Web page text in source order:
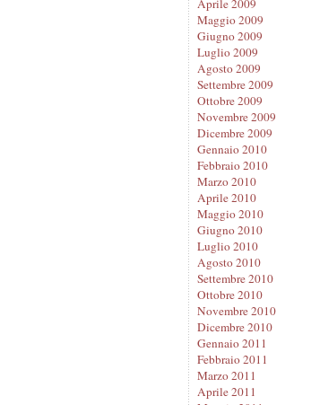
Aprile 2009
Maggio 2009
Giugno 2009
Luglio 2009
Agosto 2009
Settembre 2009
Ottobre 2009
Novembre 2009
Dicembre 2009
Gennaio 2010
Febbraio 2010
Marzo 2010
Aprile 2010
Maggio 2010
Giugno 2010
Luglio 2010
Agosto 2010
Settembre 2010
Ottobre 2010
Novembre 2010
Dicembre 2010
Gennaio 2011
Febbraio 2011
Marzo 2011
Aprile 2011